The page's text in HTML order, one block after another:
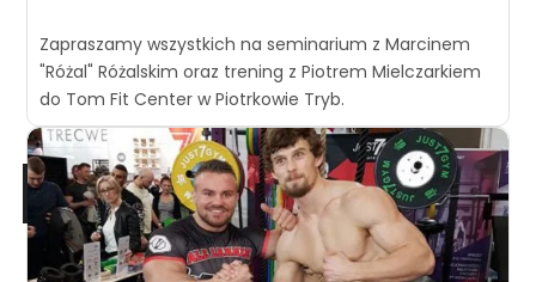
Zapraszamy wszystkich na seminarium z Marcinem
"Różal" Różalskim oraz trening z Piotrem Mielczarkiem
do Tom Fit Center w Piotrkowie Tryb.